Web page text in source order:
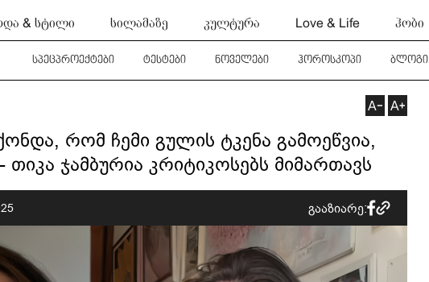
& სტილი სილამაზე კულტურა Love & Life ჰობი
სპეცპროექტები ტესტები ნოველები ჰოროსკოპი ბლოგი
რომ ჩემი გულის ტკენა გამოეწვია,
თიკა ჯამბურია კრიტიკოსებს მიმართავს
გააზიარე: